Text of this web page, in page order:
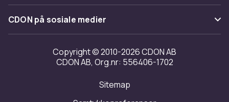
Kundeanmeldelser
Jobbe på CDON
Investor relations
Tilgjengelighet
Merchant Help Center
CDON på sosiale medier
Copyright © 2010-2026 CDON AB
CDON AB, Org.nr: 556406-1702
Sitemap